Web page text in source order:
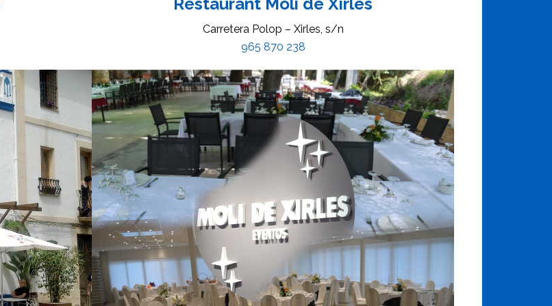
Carretera Polop – Xirles, s/n
965 870 238